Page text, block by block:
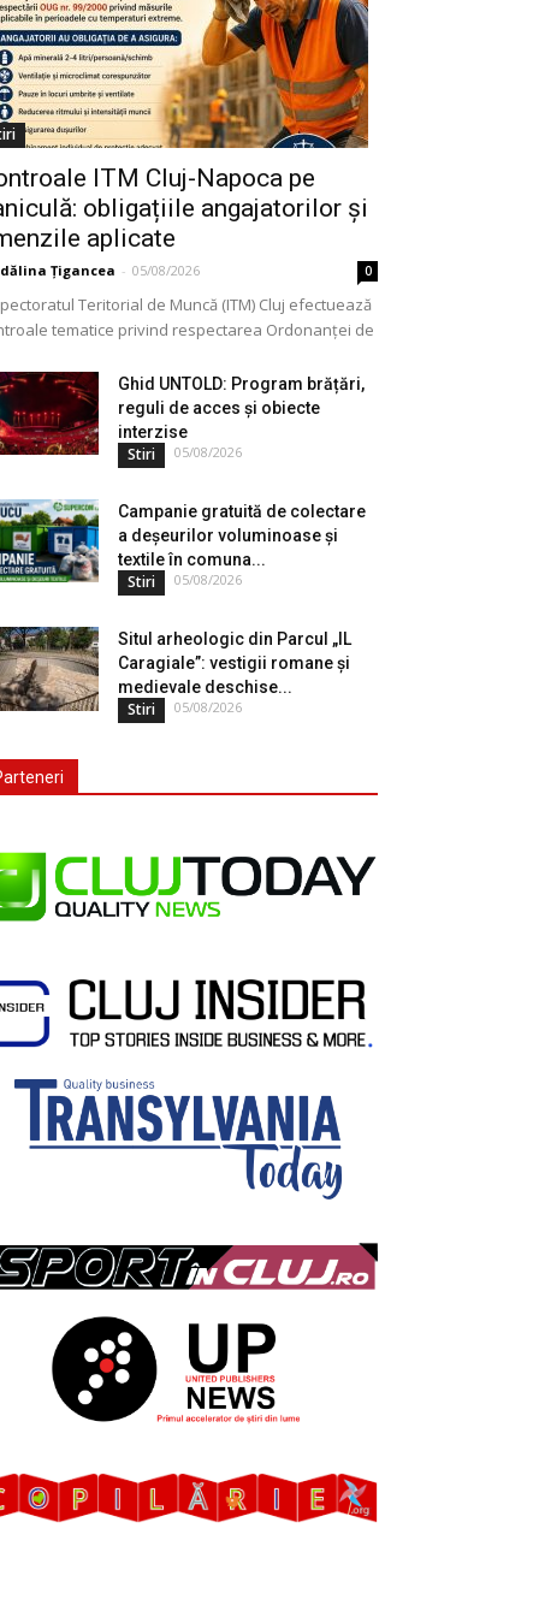
ITM Cluj-Napoca pe
obligațiile angajatorilor și
aplicate
Țigancea - 05/08/2026 0
Teritorial de Muncă (ITM) Cluj efectuează
tematice privind respectarea Ordonanței de
aplică măsurile...Ghid UNTOLD: Program brățări,
reguli de acces și obiecte
interzise
Stiri 05/08/2026
Campanie gratuită de colectare
a deșeurilor voluminoase și
textile în comuna...
Stiri 05/08/2026
Situl arheologic din Parcul „IL
Caragiale”: vestigii romane și
medievale deschise...
Stiri 05/08/2026